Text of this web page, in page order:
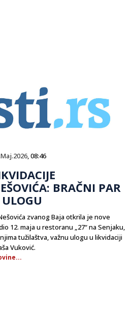
, 08:46
BRAČNI PAR
zvanog Baja otkrila je nove
12. maja u restoranu „27“ na Senjaku,
tužilaštva, važnu ulogu u likvidaciji
Vuković.